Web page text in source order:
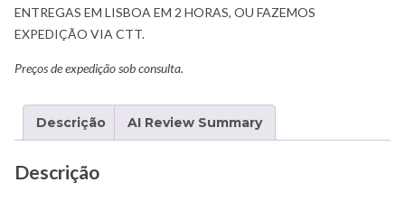
ENTREGAS EM LISBOA EM 2 HORAS, OU FAZEMOS
EXPEDIÇÃO VIA CTT.
Preços de expedição sob consulta.
Descrição AI Review Summary
Descrição